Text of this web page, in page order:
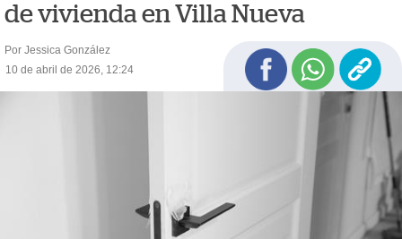
de vivienda en Villa Nueva
Por Jessica González
10 de abril de 2026, 12:24